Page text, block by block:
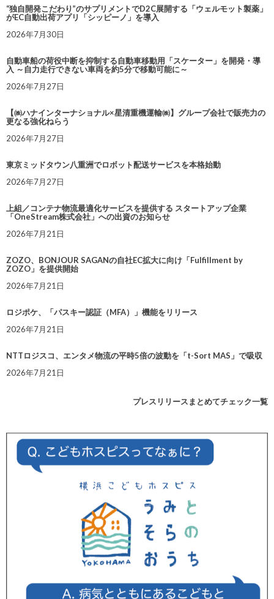
“独自開発こだわり”のサプリメントでD2C展開する「ウェルモット製薬」
がEC自動出荷アプリ「シッピーノ」を導入
2026年7月30日
自動車船の荷役中断を抑制する自動車移動用「スケーター」を開発・導
入 ～自力走行できない車両を約5分で移動可能に～
2026年7月27日
【㈱ハナインターナショナル×星清重機運輸㈱】グループ会社で販売力の
更なる強化ねらう
2026年7月27日
東京ミッドタウン八重洲でロボット配送サービスを本格始動
2026年7月27日
上組／コンテナ物流最適化サービスを提供する スタートアップ企業
「OneStream株式会社」への出資のお知らせ
2026年7月21日
ZOZO、BONJOUR SAGANの自社EC拡大に向け「Fulfillment by
ZOZO」を提供開始
2026年7月21日
ロジポケ、「パスキー認証（MFA）」機能をリリース
2026年7月21日
NTTロジスコ、エンタメ物流の平時5倍の波動を「t-Sort MAS」で吸収
2026年7月21日
プレスリリースまとめてチェック一覧